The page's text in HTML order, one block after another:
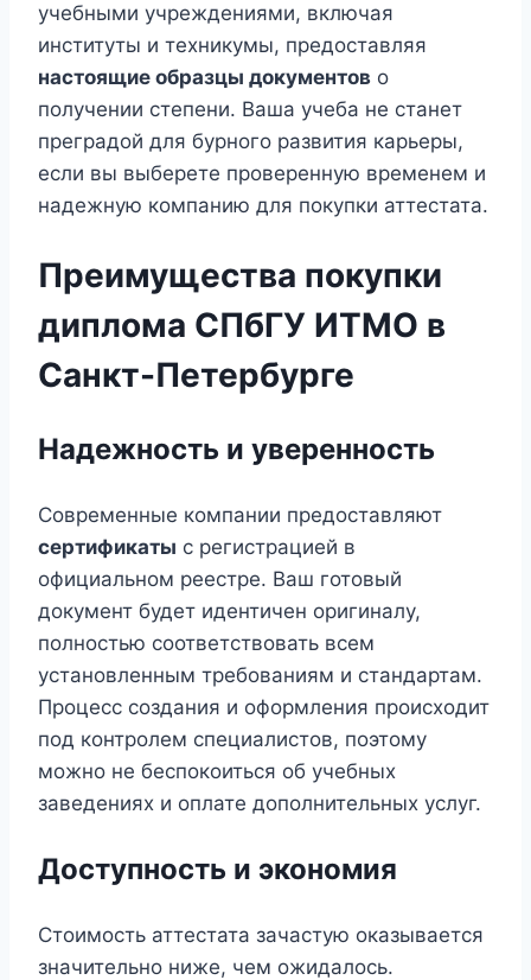
учебными учреждениями, включая
институты и техникумы, предоставляя
настоящие образцы документов о
получении степени. Ваша учеба не станет
преградой для бурного развития карьеры,
если вы выберете проверенную временем и
надежную компанию для покупки аттестата.
Преимущества покупки
диплома СПбГУ ИТМО в
Санкт-Петербурге
Надежность и уверенность
Современные компании предоставляют
сертификаты с регистрацией в
официальном реестре. Ваш готовый
документ будет идентичен оригиналу,
полностью соответствовать всем
установленным требованиям и стандартам.
Процесс создания и оформления происходит
под контролем специалистов, поэтому
можно не беспокоиться об учебных
заведениях и оплате дополнительных услуг.
Доступность и экономия
Стоимость аттестата зачастую оказывается
значительно ниже, чем ожидалось.